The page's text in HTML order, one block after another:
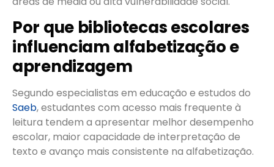
Por que bibliotecas escolares
influenciam alfabetização e
aprendizagem
Segundo especialistas em educação e estudos do
Saeb, estudantes com acesso mais frequente à
leitura tendem a apresentar melhor desempenho
escolar, maior capacidade de interpretação de
texto e avanço mais consistente na alfabetização.